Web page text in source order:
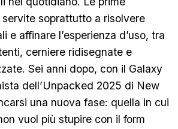
soprattutto a risolvere
e affinare l’esperienza d’uso, tra
cerniere ridisegnate e
Sei anni dopo, con il Galaxy
dell’Unpacked 2025 di New
una nuova fase: quella in cui
vuol più stupire con il form